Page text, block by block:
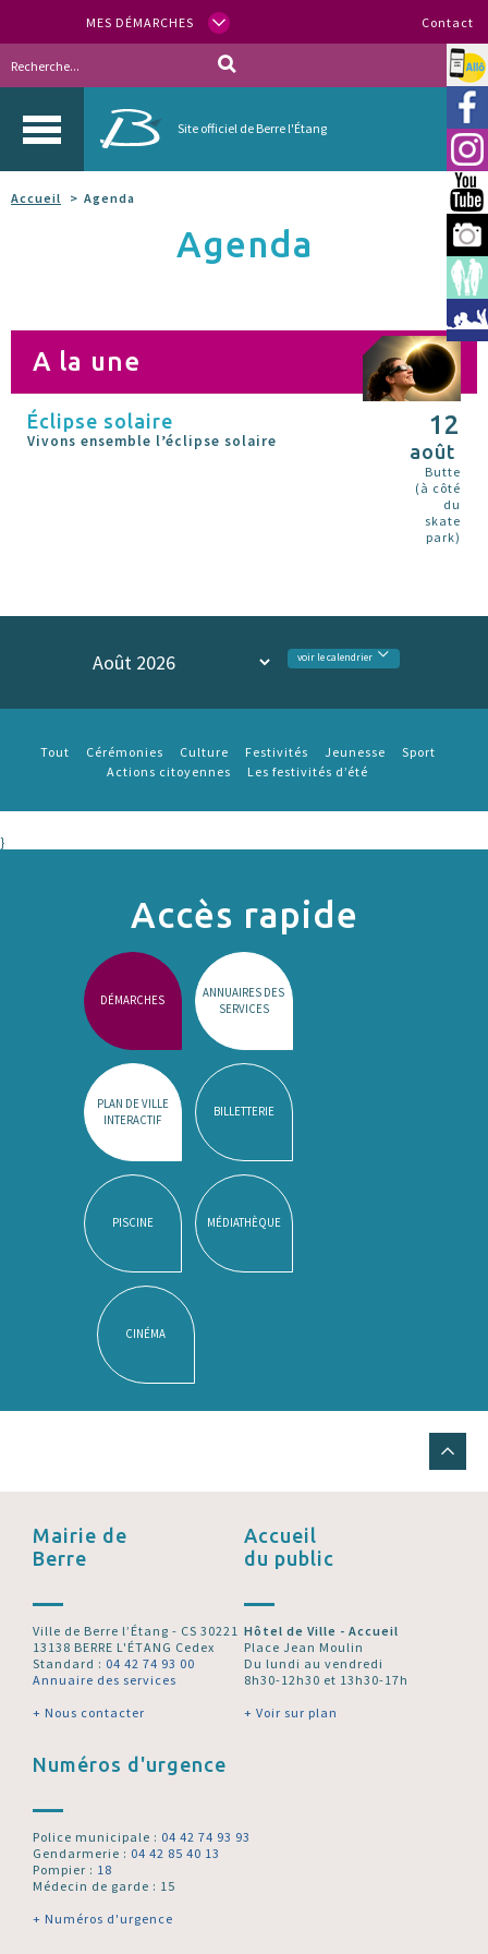
MES DÉMARCHES Contact
Site officiel de Berre l'Étang
Allo
Accueil Agenda
Agenda
A la une
Éclipse solaire
Vivons ensemble l’éclipse solaire
12
août
Butte
(à côté
du
skate
park)
voir le calendrier
Tout Cérémonies Culture Festivités Jeunesse
Sport
Actions citoyennes
Les festivités d’été
}
Accès rapide
DÉMARCHES
ANNUAIRES DES
SERVICES
PLAN DE VILLE
INTERACTIF
BILLETTERIE
PISCINE MÉDIATHÈQUE
CINÉMA
Mairie de
Berre
Ville de Berre l’Étang - CS 30221
13138 BERRE L'ÉTANG Cedex
Standard : 04 42 74 93 00
Annuaire des services
+ Nous contacter
Accueil
du public
Hôtel de Ville - Accueil
Place Jean Moulin
Du lundi au vendredi
8h30-12h30 et 13h30-17h
+ Voir sur plan
Numéros d'urgence
Police municipale : 04 42 74 93 93
Gendarmerie : 04 42 85 40 13
Pompier : 18
Médecin de garde : 15
+ Numéros d'urgence